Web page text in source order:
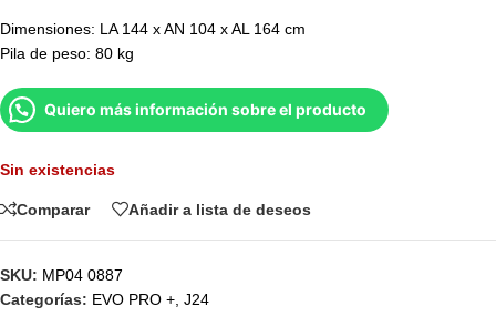
Dimensiones: LA 144 x AN 104 x AL 164 cm
Pila de peso: 80 kg
Quiero más información sobre el producto
Sin existencias
Comparar Añadir a lista de deseos
SKU: MP04 0887
Categorías: EVO PRO + J24